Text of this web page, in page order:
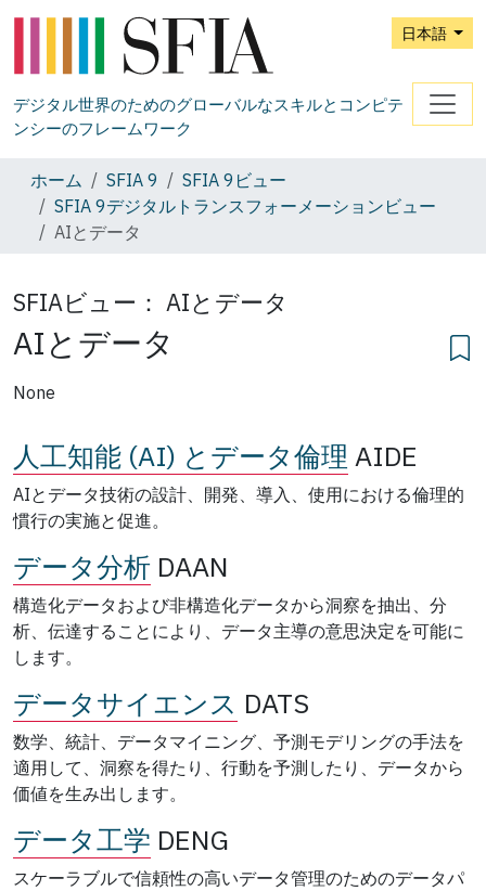
日本語
デジタル世界のためのグローバルなスキルとコンピテ
ンシーのフレームワーク
ホーム SFIA 9
SFIA 9ビュー
SFIA 9デジタルトランスフォーメーションビュー
AIとデータ
SFIAビュー： AIとデータ
AIとデータ
None
人工知能 (AI) とデータ倫理 AIDE
AIとデータ技術の設計、開発、導入、使用における倫理的
慣行の実施と促進。
データ分析 DAAN
構造化データおよび非構造化データから洞察を抽出、分
析、伝達することにより、データ主導の意思決定を可能に
します。
データサイエンス DATS
数学、統計、データマイニング、予測モデリングの手法を
適用して、洞察を得たり、行動を予測したり、データから
価値を生み出します。
データ工学 DENG
スケーラブルで信頼性の高いデータ管理のためのデータパ